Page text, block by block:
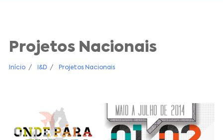
Projetos Nacionais
Início I&D Projetos Nacionais